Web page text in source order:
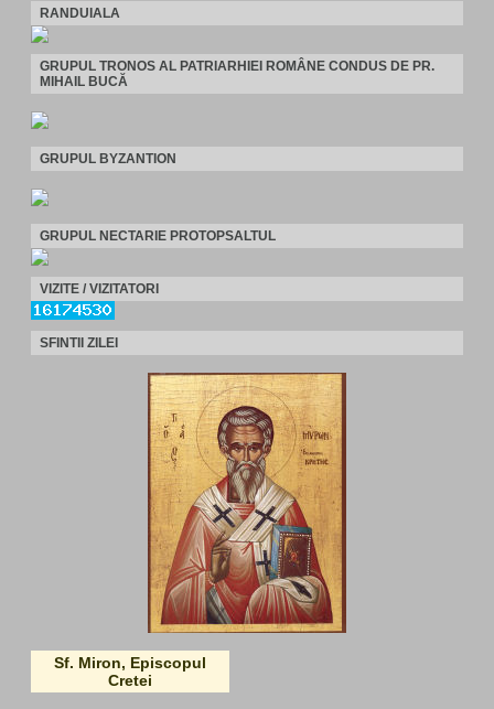
RANDUIALA
GRUPUL TRONOS AL PATRIARHIEI ROMÂNE CONDUS DE PR.
MIHAIL BUCĂ
GRUPUL BYZANTION
GRUPUL NECTARIE PROTOPSALTUL
VIZITE / VIZITATORI
SFINTII ZILEI
Sf. Miron, Episcopul
Cretei